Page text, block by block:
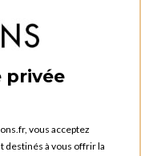
privée
vous acceptez
destinés à vous offrir la